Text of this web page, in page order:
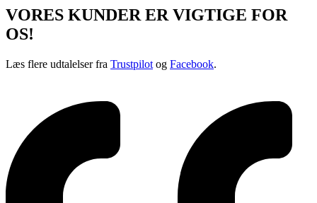
VORES KUNDER ER VIGTIGE FOR
OS!
Læs flere udtalelser fra Trustpilot og Facebook.